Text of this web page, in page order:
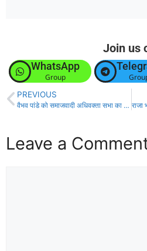
Join us
WhatsApp
Group
PREVIOUS
वैभव पांडे को समाजवादी अधिवक्ता सभा का प्रमुख महासचिव बनाए जाने पर अधिवक्ताओं में खुशी का माहौल
Leave a